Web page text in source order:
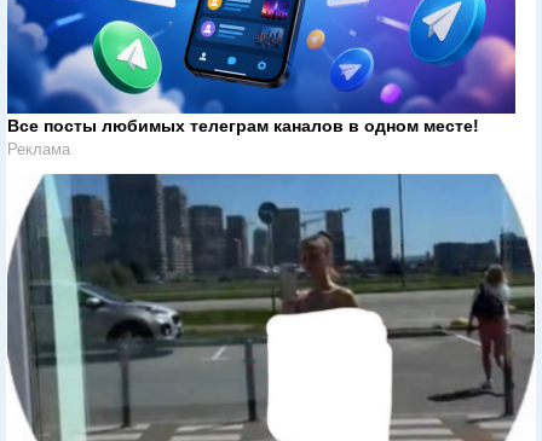
Все посты любимых телеграм каналов в одном месте!
Реклама